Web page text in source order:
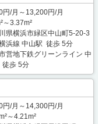
円/月～13,200円/月
～3.37m²
県横浜市緑区中山町5-20-3
浜線 中山駅 徒歩 5分
営地下鉄グリーンライン 中
徒歩 5分
円/月～14,300円/月
～4.21m²